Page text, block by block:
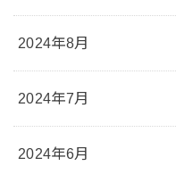
2024年8月
2024年7月
2024年6月